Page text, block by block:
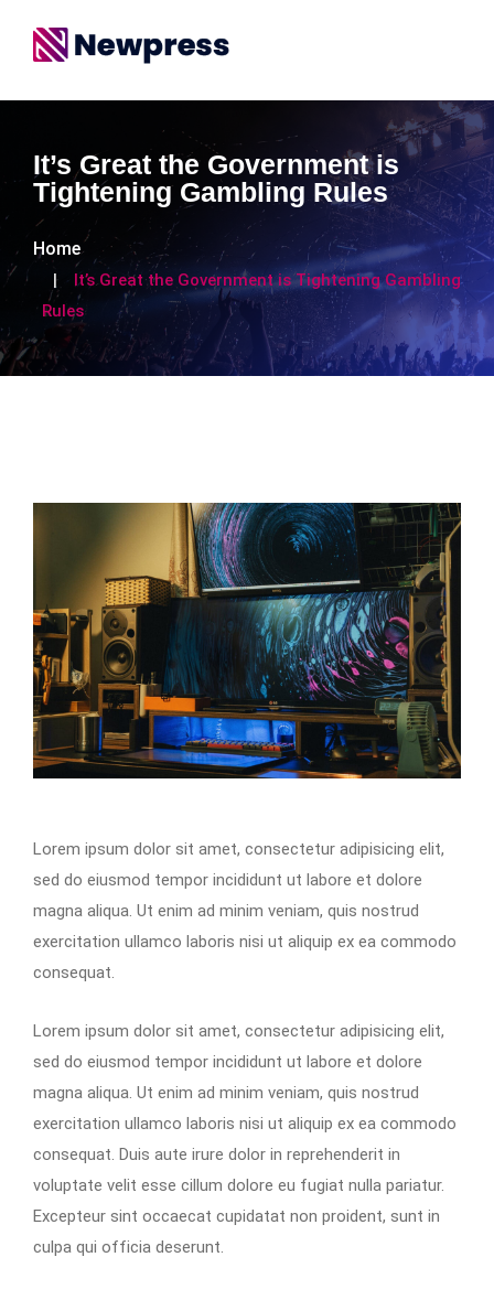
It’s Great the Government is
Tightening Gambling Rules
Home
It’s Great the Government is Tightening Gambling
Rules
Lorem ipsum dolor sit amet, consectetur adipisicing elit,
sed do eiusmod tempor incididunt ut labore et dolore
magna aliqua. Ut enim ad minim veniam, quis nostrud
exercitation ullamco laboris nisi ut aliquip ex ea commodo
consequat.
Lorem ipsum dolor sit amet, consectetur adipisicing elit,
sed do eiusmod tempor incididunt ut labore et dolore
magna aliqua. Ut enim ad minim veniam, quis nostrud
exercitation ullamco laboris nisi ut aliquip ex ea commodo
consequat. Duis aute irure dolor in reprehenderit in
voluptate velit esse cillum dolore eu fugiat nulla pariatur.
Excepteur sint occaecat cupidatat non proident, sunt in
culpa qui officia deserunt.